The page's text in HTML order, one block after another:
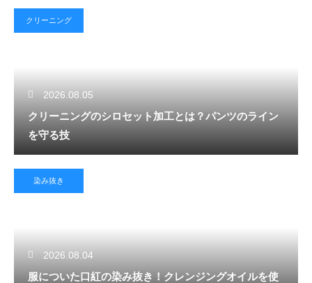
クリーニング
2026.08.05
クリーニングのシロセット加工とは？パンツのライン
を守る技
染み抜き
2026.08.04
服についた口紅の染み抜き！クレンジングオイルを使